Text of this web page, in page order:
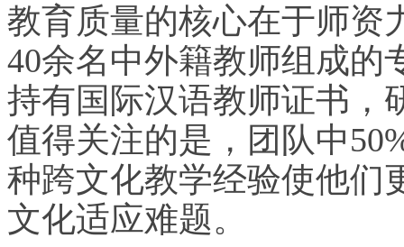
教育质量的核心在于师资
40余名中外籍教师组成的
持有国际汉语教师证书，
值得关注的是，团队中
种跨文化教学经验使他们
文化适应难题。